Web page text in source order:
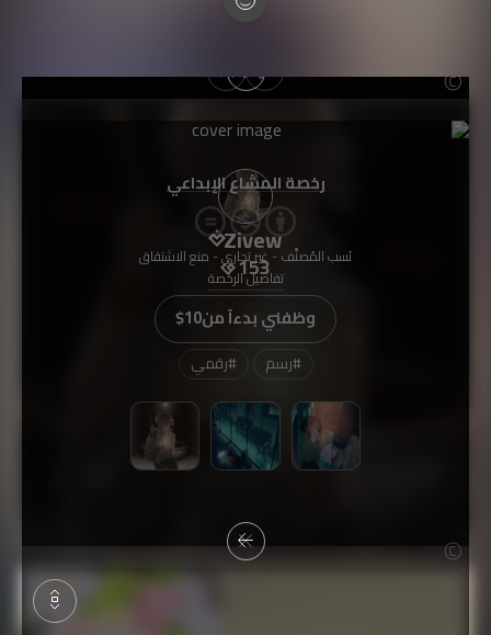
Zivew
153
وظفني بدءاً من$10
#رسم #رقمي
رخصة المشاع الإبداعي
نَسب المُصنَّف - غير تجاري - منع الاشتقاق
تفاصيل الرخصة